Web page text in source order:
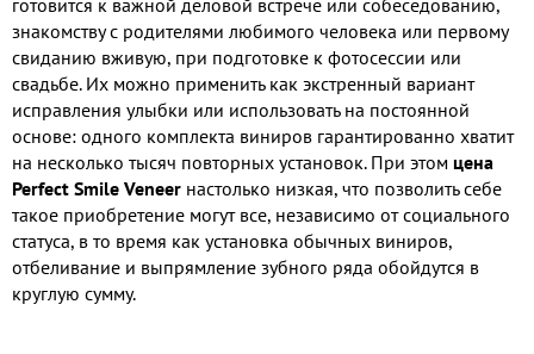
готовится к важной деловой встрече или собеседованию,
знакомству с родителями любимого человека или первому
свиданию вживую, при подготовке к фотосессии или
свадьбе. Их можно применить как экстренный вариант
исправления улыбки или использовать на постоянной
основе: одного комплекта виниров гарантированно хватит
на несколько тысяч повторных установок. При этом цена
Perfect Smile Veneer настолько низкая, что позволить себе
такое приобретение могут все, независимо от социального
статуса, в то время как установка обычных виниров,
отбеливание и выпрямление зубного ряда обойдутся в
круглую сумму.